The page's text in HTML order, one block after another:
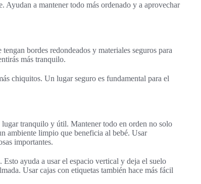
Ayudan a mantener todo más ordenado y a aprovechar
bordes redondeados y materiales seguros para
más tranquilo.
chiquitos. Un lugar seguro es fundamental para el
tranquilo y útil. Mantener todo en orden no solo
ambiente limpio que beneficia al bebé. Usar
importantes.
ayuda a usar el espacio vertical y deja el suelo
Usar cajas con etiquetas también hace más fácil